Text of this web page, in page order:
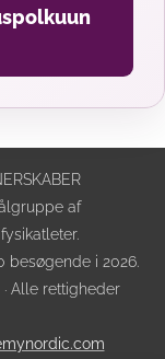
af
besøgende i 2026.
Alle rettigheder